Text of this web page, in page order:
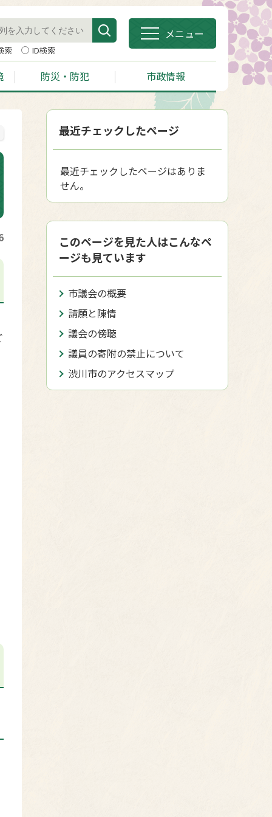
索 ID検索
メニュー
防災・防犯 市政情報
最近チェックしたページ
最近チェックしたページはありま
せん。
このページを見た人はこんなペ
ージも見ています
市議会の概要
請願と陳情
議会の傍聴
議員の寄附の禁止について
渋川市のアクセスマップ